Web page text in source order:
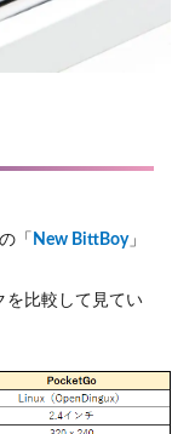
「 New BittBoy」
を比較して見てい